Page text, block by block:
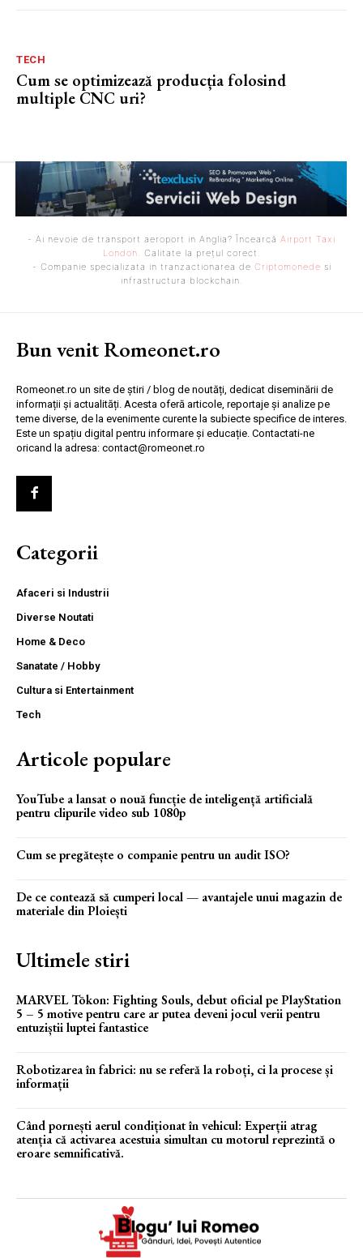
TECH
Cum se optimizează producția folosind
multiple CNC uri?
- Ai nevoie de transport aeroport in Anglia? Încearcă Airport Taxi
London . Calitate la prețul corect.
- Companie specializata in tranzactionarea de Criptomonede si
infrastructura blockchain.
Bun venit Romeonet.ro
Romeonet.ro un site de știri / blog de noutăți, dedicat diseminării de
informații și actualități. Acesta oferă articole, reportaje și analize pe
teme diverse, de la evenimente curente la subiecte specifice de interes.
Este un spațiu digital pentru informare și educație. Contactati-ne
oricand la adresa: contact@romeonet.ro
Categorii
Afaceri si Industrii
Diverse Noutati
Home & Deco
Sanatate / Hobby
Cultura si Entertainment
Tech
Articole populare
YouTube a lansat o nouă funcție de inteligență artificială
pentru clipurile video sub 1080p
Cum se pregătește o companie pentru un audit ISO?
De ce contează să cumperi local — avantajele unui magazin de
materiale din Ploiești
Ultimele stiri
MARVEL Tōkon: Fighting Souls, debut oficial pe PlayStation
5 – 5 motive pentru care ar putea deveni jocul verii pentru
entuziștii luptei fantastice
Robotizarea în fabrici: nu se referă la roboți, ci la procese și
informații
Când pornești aerul condiționat în vehicul: Experții atrag
atenția că activarea acestuia simultan cu motorul reprezintă o
eroare semnificativă.